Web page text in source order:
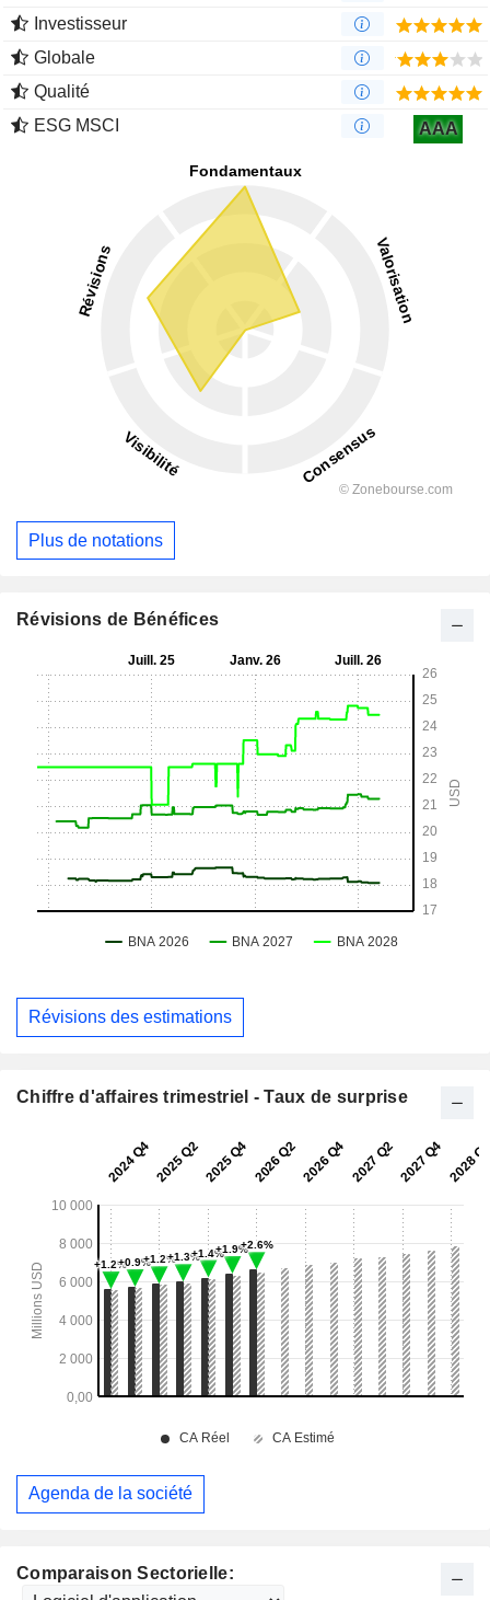
Comparaison Sectorielle:
Investisseur
Globale
Qualité
ESG MSCI
AAA
Plus de notations
Révisions de Bénéfices
Révisions des estimations
Chiffre d'affaires trimestriel - Taux de surprise
Agenda de la société